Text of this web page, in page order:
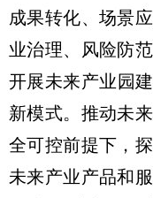
成果转化、场景
业治理、风险防
开展未来产业园
新模式。推动未
全可控前提下，
未来产业产品和